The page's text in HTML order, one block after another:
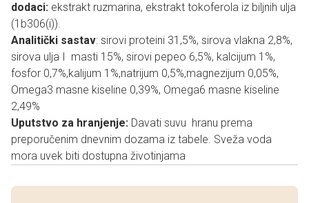
dodaci: ekstrakt ruzmarina, ekstrakt tokoferola iz biljnih ulja
(1b306(i)).
Analitički sastav: sirovi proteini 31,5%, sirova vlakna 2,8%,
sirova ulja I masti 15%, sirovi pepeo 6,5%, kalcijum 1%,
fosfor 0,7%,kalijum 1%,natrijum 0,5%,magnezijum 0,05%,
Omega3 masne kiseline 0,39%, Omega6 masne kiseline
2,49%
Uputstvo za hranjenje: Davati suvu hranu prema
preporučenim dnevnim dozama iz tabele. Sveža voda
mora uvek biti dostupna životinjama